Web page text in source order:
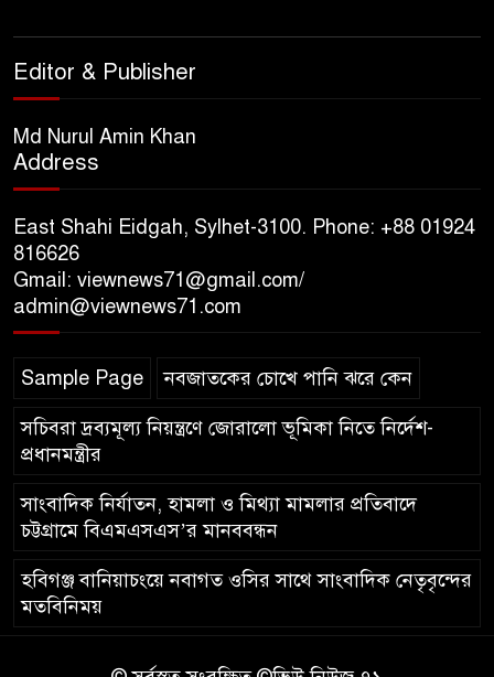
সিলেট মেট্রোপলিটন পুলিশ
শহীদদের প্রতি গভীর শ্রদ্ধা নিবেদন করেন
মামলায় এক বছরের সাজা
‘সমন্বিত উদ্যোগেই গড়ে উঠবে
আধুনিক সিলেট’ – বাণিজ্যমন্ত্রী
ত্রিতরঙ্গের বাদল সাঁঝের বর্ণাঢ্য
আয়োজন ‘শ্রাবনের মেঘগুলো’
Editor & Publisher
Md Nurul Amin Khan
Address
East Shahi Eidgah, Sylhet-3100. Phone: +88 01924
816626
Gmail: viewnews71@gmail.com/
admin@viewnews71.com
Sample Page নবজাতকের চোখে পানি ঝরে কেন
সচিবরা দ্রব্যমূল্য নিয়ন্ত্রণে জোরালো ভূমিকা নিতে নির্দেশ-
প্রধানমন্ত্রীর
সাংবাদিক নির্যাতন, হামলা ও মিথ্যা মামলার প্রতিবাদে
চট্টগ্রামে বিএমএসএস’র মানববন্ধন
হবিগঞ্জ বানিয়াচংয়ে নবাগত ওসির সাথে সাংবাদিক নেতৃবৃন্দের
মতবিনিময়